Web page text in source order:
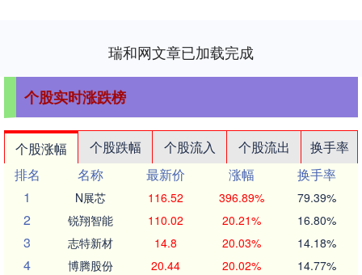
瑞和网文章已加载完成
个股实时涨跌榜
个股涨幅 个股跌幅 个股流入 个股流出
换手率
排名
名称 最新价 涨幅
换手率
1
N展芯 116.52 396.89% 79.39%
2 锐翔智能 110.02 20.21% 16.80%
3 志特新材 14.8 20.03% 14.18%
4 博腾股份 20.44 20.02% 14.77%